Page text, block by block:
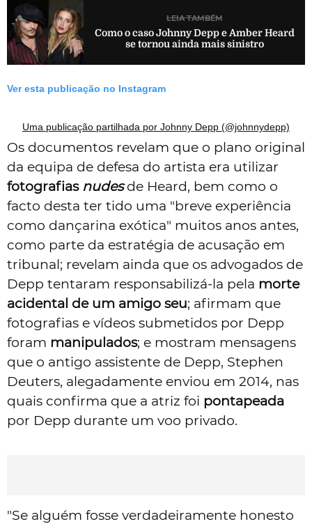
LEIA TAMBÉM
Como o caso Johnny Depp e Amber Heard
se tornou ainda mais sinistro
Ver esta publicação no Instagram
Uma publicação partilhada por Johnny Depp (@johnnydepp)
Os documentos revelam que o plano original
da equipa de defesa do artista era utilizar
fotografias nudesde Heard, bem como o
facto desta ter tido uma "breve experiência
como dançarina exótica" muitos anos antes,
como parte da estratégia de acusação em
tribunal; revelam ainda que os advogados de
Depp tentaram responsabilizá-la pela morte
acidental de um amigo seu; afirmam que
fotografias e vídeos submetidos por Depp
foram manipulados; e mostram mensagens
que o antigo assistente de Depp, Stephen
Deuters, alegadamente enviou em 2014, nas
quais confirma que a atriz foi pontapeada
por Depp durante um voo privado.
"Se alguém fosse verdadeiramente honesto